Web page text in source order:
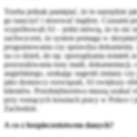
Trzeba jednak pamiętać, że to narzędzie
go nauczyć i stosować mądrze. Czasami
wypróbowali AI – jedni mówią, że to nic
zachwyceni, że system pomaga w
programowania czy sprawdza dokumenty.
na co dzień, do np. sporządzania notatek
przeszukiwania tony maili, dokumentacji,
angielskiego, szukając sugestii zmiany
jako dostawcy rozwiązań, AI zwiększy
klientów. Przedsiębiorstwa muszą szukać
przy rosnących kosztach pracy w Polsce i
Zachodzie.
A co z bezpieczeństwem danych?